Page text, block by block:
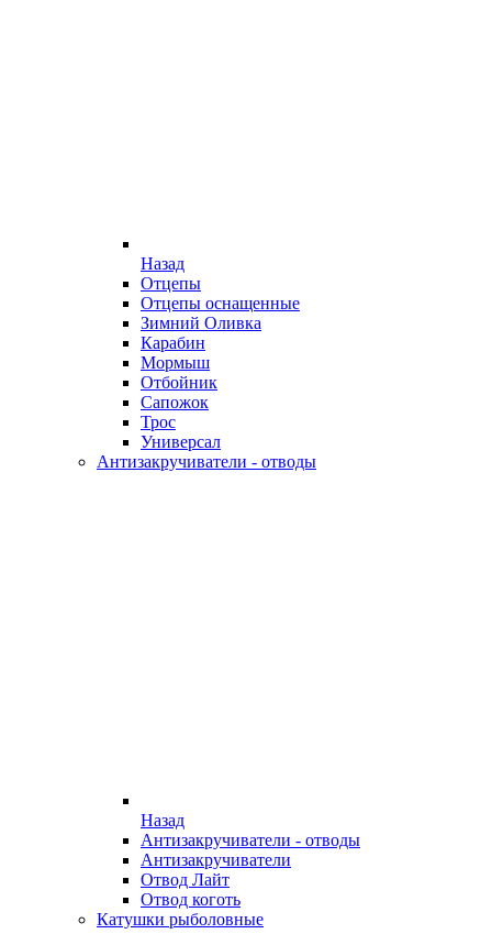
Назад
Отцепы
Отцепы оснащенные
Зимний Оливка
Карабин
Мормыш
Отбойник
Сапожок
Трос
Универсал
Антизакручиватели - отводы
Назад
Антизакручиватели - отводы
Антизакручиватели
Отвод Лайт
Отвод коготь
Катушки рыболовные